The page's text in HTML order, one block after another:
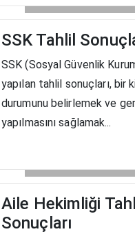
SSK Tahlil
SSK (Sosyal Güvenlik
yapılan tahlil sonuçları, bir
durumunu belirlemek ve
yapılmasını sağlamak...
Aile Hekimliği
Sonuçları